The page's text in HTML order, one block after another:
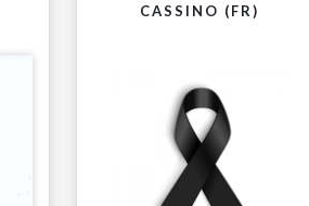
CASSINO (FR)